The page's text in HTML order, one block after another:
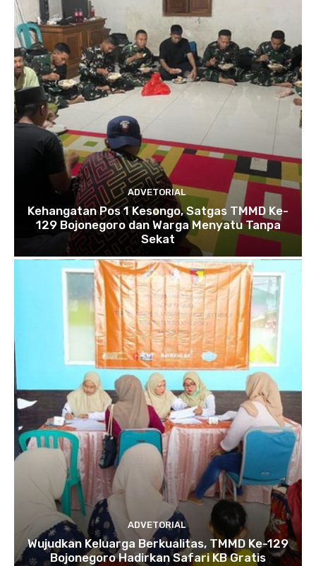
ADVETORIAL
Kehangatan Pos 1 Kesongo, Satgas TMMD Ke-
129 Bojonegoro dan Warga Menyatu Tanpa
Sekat
ADVETORIAL
Wujudkan Keluarga Berkualitas, TMMD Ke-129
Bojonegoro Hadirkan Safari KB Gratis